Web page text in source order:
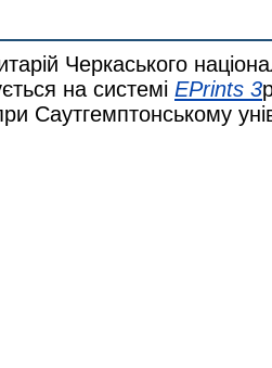
Черкаського
на системі EPrints 3
Саутгемптонському